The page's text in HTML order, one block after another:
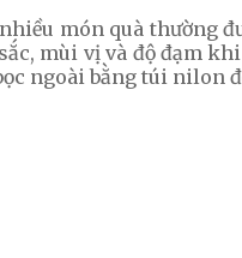
món quà thường
mùi vị và độ đạm
ngoài bằng túi nilon